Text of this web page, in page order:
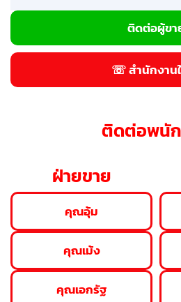
ติดต่อผู้ขา
☏ สำนักงาน
ติดต่อพนั
ฝ่ายขาย
คุณอุ้ม
คุณเม้ง
คุณเอกรัฐ